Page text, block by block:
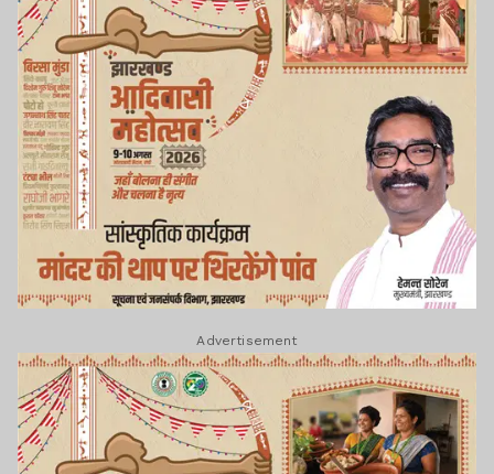
Advertisement